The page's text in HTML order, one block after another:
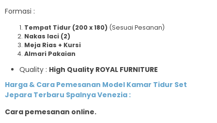
Formasi :
Tempat Tidur (200 x 180) (Sesuai Pesanan)
Nakas laci (2)
Meja Rias + Kursi
Almari Pakaian
Quality : High Quality ROYAL FURNITURE
Harga & Cara Pemesanan Model Kamar Tidur Set
Jepara Terbaru Spalnya Venezia :
Cara pemesanan online.